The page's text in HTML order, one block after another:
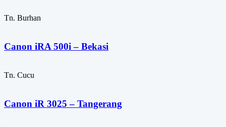
Tn. Burhan
Canon iRA 500i – Bekasi
Tn. Cucu
Canon iR 3025 – Tangerang